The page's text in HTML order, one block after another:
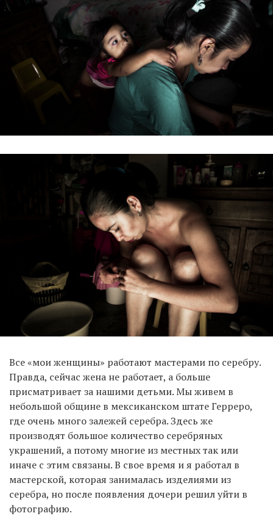
Все «мои женщины» работают мастерами по серебру.
Правда, сейчас жена не работает, а больше
присматривает за нашими детьми. Мы живем в
небольшой общине в мексиканском штате Герреро,
где очень много залежей серебра. Здесь же
производят большое количество серебряных
украшений, а потому многие из местных так или
иначе с этим связаны. В свое время и я работал в
мастерской, которая занималась изделиями из
серебра, но после появления дочери решил уйти в
фотографию.